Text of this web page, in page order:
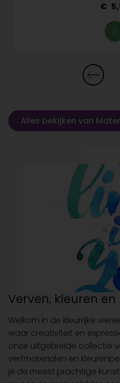
Alles bekijken van
Verven, kleuren en
Welkom in de kleurrijke
waar creativiteit en
onze uitgebreide collectie
verfmaterialen en
je de meest prachtige